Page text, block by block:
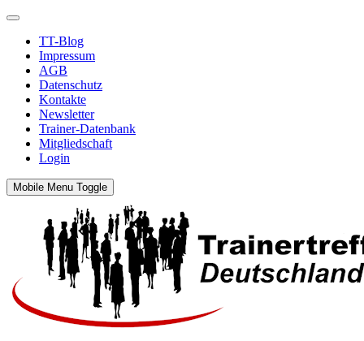
TT-Blog
Impressum
AGB
Datenschutz
Kontakte
Newsletter
Trainer-Datenbank
Mitgliedschaft
Login
Mobile Menu Toggle